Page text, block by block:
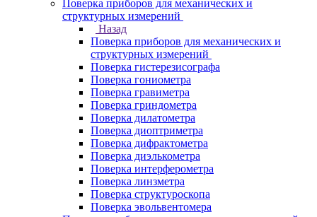
Поверка приборов для механических и
структурных измерений
Назад
Поверка приборов для механических и
структурных измерений
Поверка гистерезисографа
Поверка гониометра
Поверка гравиметра
Поверка гриндометра
Поверка дилатометра
Поверка диоптриметра
Поверка дифрактометра
Поверка диэлькометра
Поверка интерферометра
Поверка линзметра
Поверка структуроскопа
Поверка эвольвентомера